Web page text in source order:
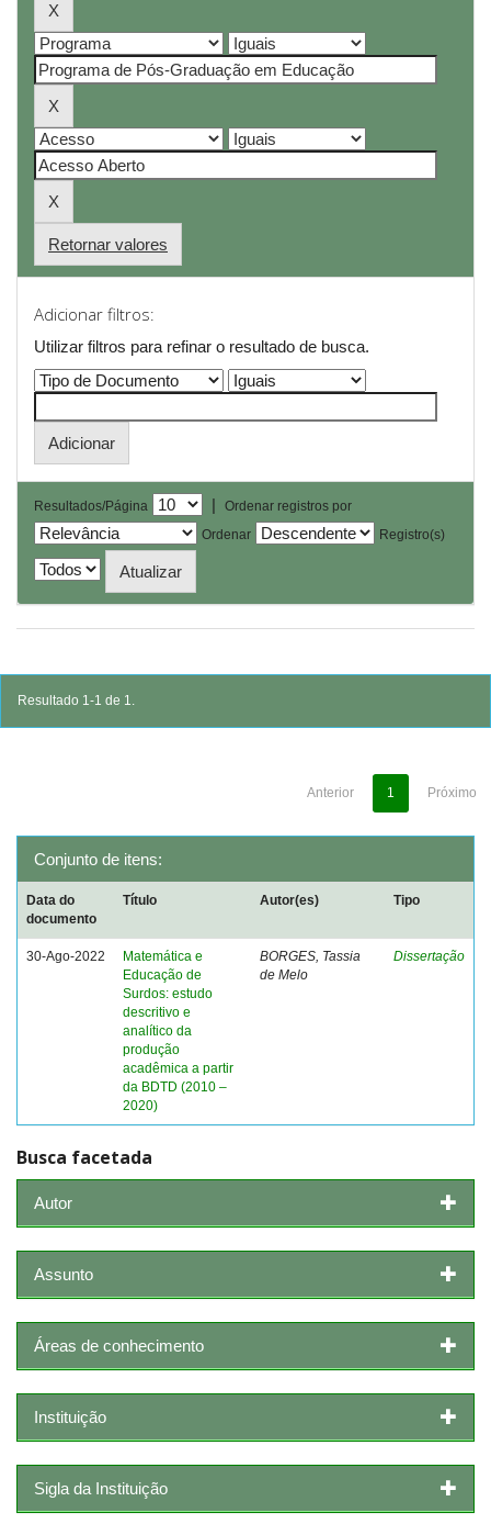
Retornar valores
Adicionar filtros:
Utilizar filtros para refinar o resultado de busca.
Resultados/Página |
Ordenar registros por
Ordenar
Registro(s)
Resultado 1-1 de 1.
Anterior 1 Próximo
Conjunto de itens:
Data do
documento
Título Autor(es) Tipo
30-Ago-2022
Matemática e
Educação de
Surdos: estudo
descritivo e
analítico da
produção
acadêmica a partir
da BDTD (2010 –
2020)
BORGES, Tassia
de Melo
Dissertação
Busca facetada
Autor
Assunto
Áreas de conhecimento
Instituição
Sigla da Instituição